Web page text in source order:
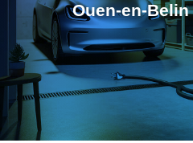
Ouen-en-Belin